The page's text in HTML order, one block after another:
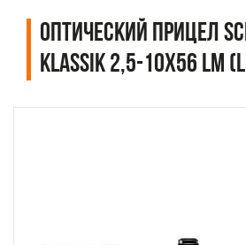
Оптический прицел
Klassik 2,5-10x56 LM